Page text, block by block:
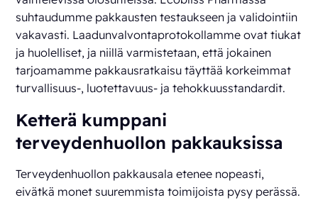
suhtaudumme pakkausten testaukseen ja validointiin
vakavasti. Laadunvalvontaprotokollamme ovat tiukat
ja huolelliset, ja niillä varmistetaan, että jokainen
tarjoamamme pakkausratkaisu täyttää korkeimmat
turvallisuus-, luotettavuus- ja tehokkuusstandardit.
Ketterä kumppani
terveydenhuollon pakkauksissa
Terveydenhuollon pakkausala etenee nopeasti,
eivätkä monet suuremmista toimijoista pysy perässä.